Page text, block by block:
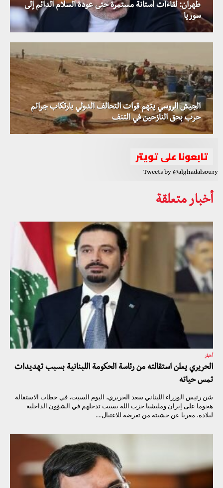
طهران: لقاءات أستانة مستمرة حتى عودة السلام الدائم إلى
سوريا
الجيش الروسي يتهم قوات التحالف الدولي بارتكاب جرائم
حرب بحق النازحين في التنف
تابعونا على تويتر
Tweets by @alghadalsoury
أخبار متعلقة
أخبار
الحريري يعلن استقالته من رئاسة الحكومة اللبنانية بسبب تهديدات
تمس حياته
شن رئيس الوزراء اللبناني سعد الحريري، اليوم السبت، في خطاب الاستقالة
هجوما على إيران ومليشيا حزب الله بسبب تدخلهم في الشؤون الداخلية
لبلاده، معربا عن خشيته من تعرضه للاغتيال....